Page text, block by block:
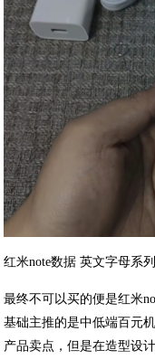
红米note数据 英文字母系
最终不可以买的便是红米
基础主推的是中低端百元
产品卖点，但是在造型设